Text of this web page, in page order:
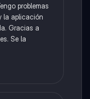
problemas
la aplicación
Gracias a
Se la